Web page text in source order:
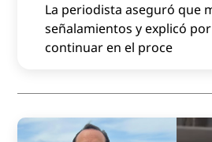
La periodista aseguró que
señalamientos y explicó
continuar en el proce